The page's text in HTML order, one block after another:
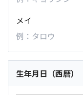
メイ
生年月日（西暦）